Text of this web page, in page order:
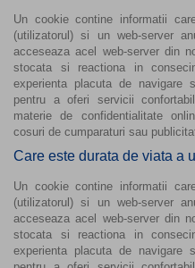
Un cookie contine informatii
(utilizatorul) si un web-server
acceseaza acel web-server din
stocata si reactiona in
experienta placuta de navigare
pentru a oferi servicii
materie de confidentialitate
cosuri de cumparaturi sau
Care este durata de viata a
Un cookie contine informatii
(utilizatorul) si un web-server
acceseaza acel web-server din
stocata si reactiona in
experienta placuta de navigare